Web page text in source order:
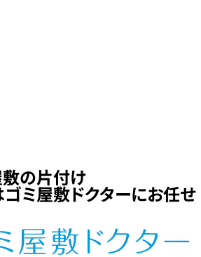
の片付け
ミ屋敷ドクターにお任せ